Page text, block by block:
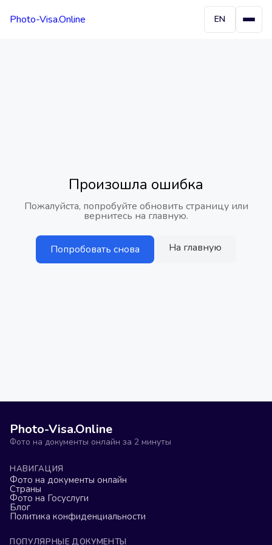
Photo-Visa.Online EN
Произошла ошибка
Пожалуйста, попробуйте обновить страницу или
вернитесь на главную.
Попробовать снова На главную
Photo-Visa.Online
Фото на документы онлайн за 2 минуты
НАВИГАЦИЯ
Фото на документы онлайн
Страны
Фото на Госуслуги
Блог
Политика конфиденциальности
ПОПУЛЯРНЫЕ ДОКУМЕНТЫ